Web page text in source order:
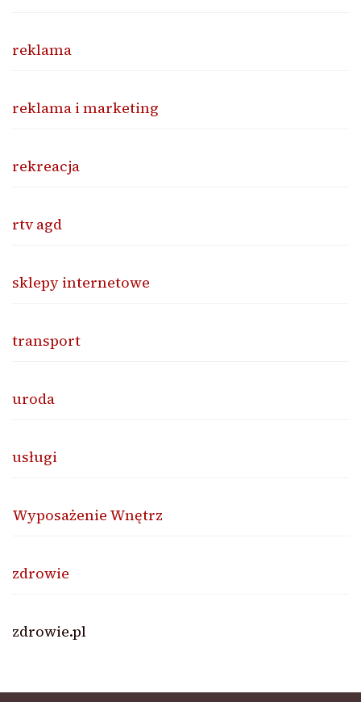
reklama
reklama i marketing
rekreacja
rtv agd
sklepy internetowe
transport
uroda
usługi
Wyposażenie Wnętrz
zdrowie
zdrowie.pl